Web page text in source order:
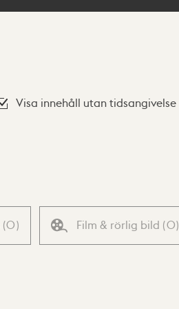
Visa innehåll utan tidsangivelse
(0) Film & rörlig bild (0)